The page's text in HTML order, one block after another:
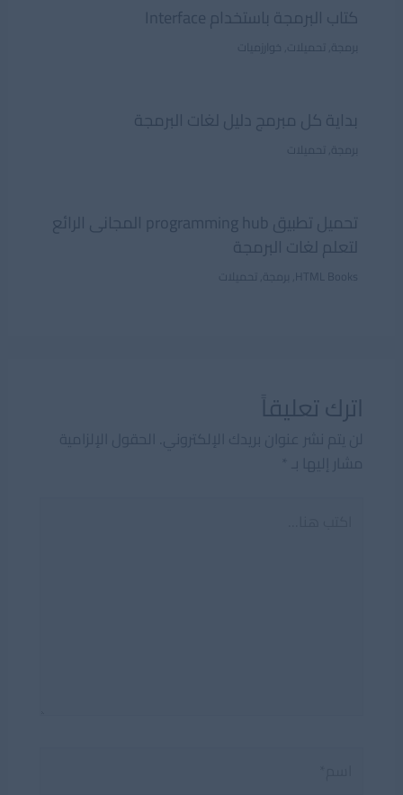
كتاب البرمجة باستخدام Interface
برمجة تحميلات خوارزميات
بداية كل مبرمج دليل لغات البرمجة
برمجة تحميلات
تحميل تطبيق programming hub المجانى الرائع
لتعلم لغات البرمجة
HTML Books برمجة تحميلات
اترك تعليقاً